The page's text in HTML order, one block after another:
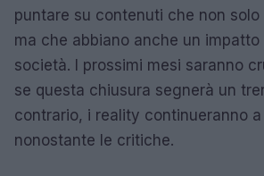
puntare su contenuti che non
ma che abbiano anche un
società. I prossimi mesi saranno
se questa chiusura segnerà un
contrario, i reality continueranno
nonostante le critiche.